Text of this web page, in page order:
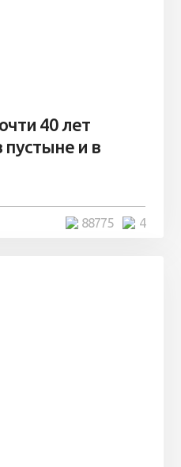
40 лет
пустыне и в
4
88775